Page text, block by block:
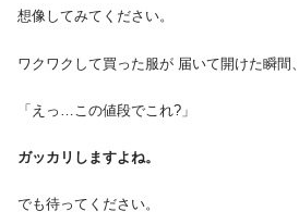
想像してみてください。
ワクワクして買った服が 届いて開けた瞬間、
「えっ…この値段でこれ?」
ガッカリしますよね。
でも待ってください。